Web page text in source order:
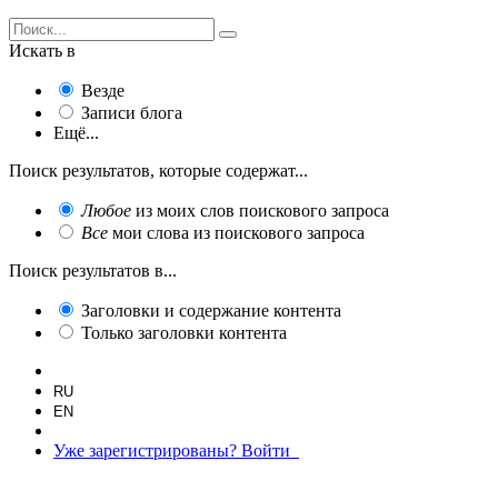
Искать в
Везде
Записи блога
Ещё...
Поиск результатов, которые содержат...
Любое из моих слов поискового запроса
Все мои слова из поискового запроса
Поиск результатов в...
Заголовки и содержание контента
Только заголовки контента
RU
EN
Уже зарегистрированы? Войти